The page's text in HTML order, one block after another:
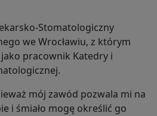
Stomatologiczny
we Wrocławiu, z którym
pracownik Katedry i
mój zawód pozwala mi na
i śmiało mogę określić go